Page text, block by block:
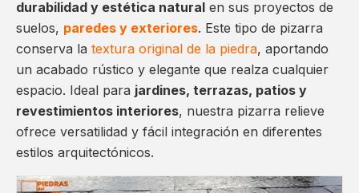
durabilidad y estética natural en sus proyectos de
suelos, paredes y exteriores. Este tipo de pizarra
conserva la textura original de la piedra, aportando
un acabado rústico y elegante que realza cualquier
espacio. Ideal para jardines, terrazas, patios y
revestimientos interiores, nuestra pizarra relieve
ofrece versatilidad y fácil integración en diferentes
estilos arquitectónicos.